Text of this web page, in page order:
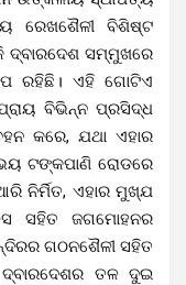
ରେଖଶୈଳୀ ବିଶିଷ୍ଟ
ଦ୍ବାରଦେଶ ସମ୍ମୁଖରେ
ରହିଛି। ଏହି ଗୋଟିଏ
ବିଭିନ୍ନ ପ୍ରସିଦ୍ଧ
କରେ, ଯଥା ଏହାର
ଟଙ୍କପାଣି ରୋଡରେ
ନିର୍ମିତ, ଏହାର ମୁଖ୍ଯ
ସହିତ ଜଗମୋହନର
ଗଠନଶୈଳୀ ସହିତ
ଦ୍ବାରଦେଶର ତଳ ଦୁଇ